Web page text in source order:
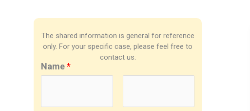
The shared information is general for reference
only. For your specific case, please feel free to
contact us:
Name*